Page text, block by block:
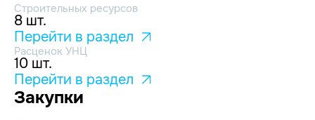
Строительных ресурсов
8 шт.
Перейти в раздел
Расценок УНЦ
10 шт.
Перейти в раздел
Закупки